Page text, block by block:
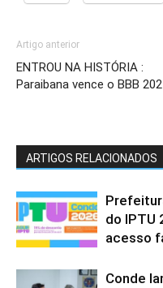
Artigo anterior
ENTROU NA HISTÓRIA :
Paraibana vence o BBB
ARTIGOS RELACIONADOS
do IPTU
acesso
Conde